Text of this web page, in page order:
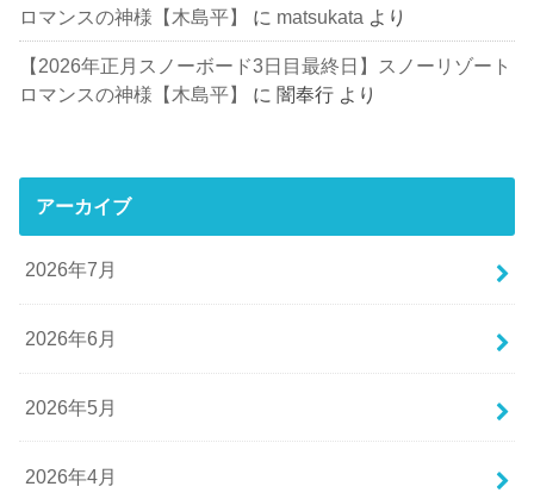
ロマンスの神様【木島平】
に matsukata より
【2026年正月スノーボード3日目最終日】スノーリゾート
ロマンスの神様【木島平】
に闇奉行 より
アーカイブ
2026年7月
2026年6月
2026年5月
2026年4月